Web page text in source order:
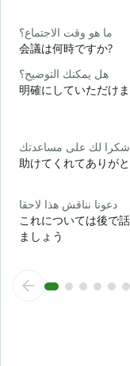
ما هو وقت الاجتماع؟
会議は何時ですか?
هل يمكنك التوضيح؟
明確にしていただけ
助けてくれてありがと
دعونا نناقش هذا لاحقا
これについては後で
ましょう